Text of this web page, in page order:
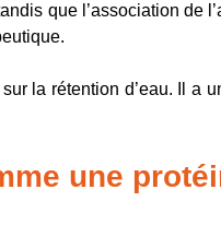
que l’association de
la rétention d’eau. Il a
une